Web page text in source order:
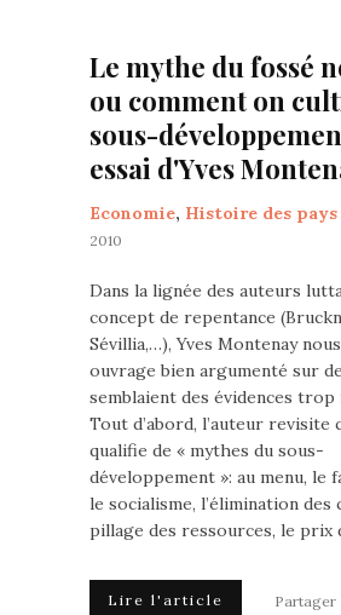
Le mythe du fossé
ou comment on
sous-
essai d'Yves
Economie, Histoire des pays
2010
Dans la lignée des auteurs
concept de repentance
Sévillia,…), Yves Montenay
ouvrage bien argumenté sur
semblaient des évidences trop
Tout d’abord, l’auteur revisite
qualifie de « mythes du sous-
développement »: au menu, le
le socialisme, l’élimination des
pillage des ressources, le prix
Lire l'article Partager